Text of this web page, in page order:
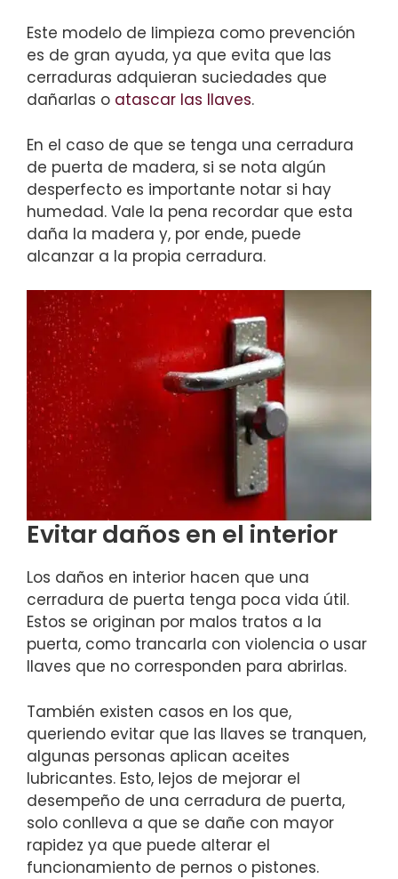
Este modelo de limpieza como prevención
es de gran ayuda, ya que evita que las
cerraduras adquieran suciedades que
dañarlas o atascar las llaves.
En el caso de que se tenga una cerradura
de puerta de madera, si se nota algún
desperfecto es importante notar si hay
humedad. Vale la pena recordar que esta
daña la madera y, por ende, puede
alcanzar a la propia cerradura.
Evitar daños en el interior
Los daños en interior hacen que una
cerradura de puerta tenga poca vida útil.
Estos se originan por malos tratos a la
puerta, como trancarla con violencia o usar
llaves que no corresponden para abrirlas.
También existen casos en los que,
queriendo evitar que las llaves se tranquen,
algunas personas aplican aceites
lubricantes. Esto, lejos de mejorar el
desempeño de una cerradura de puerta,
solo conlleva a que se dañe con mayor
rapidez ya que puede alterar el
funcionamiento de pernos o pistones.